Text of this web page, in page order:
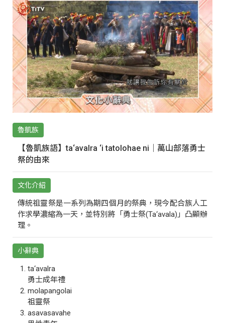
魯凱族
【魯凱族語】ta‘avalra ‘i tatolohae ni｜萬山部落勇士
祭的由來
文化介紹
傳統祖靈祭是一系列為期四個月的祭典，現今配合族人工
作求學濃縮為一天，並特別將「勇士祭(Ta‘avala)」凸顯辦
理。
小辭典
ta‘avalra
勇士成年禮
molapangolai
祖靈祭
asavasavahe